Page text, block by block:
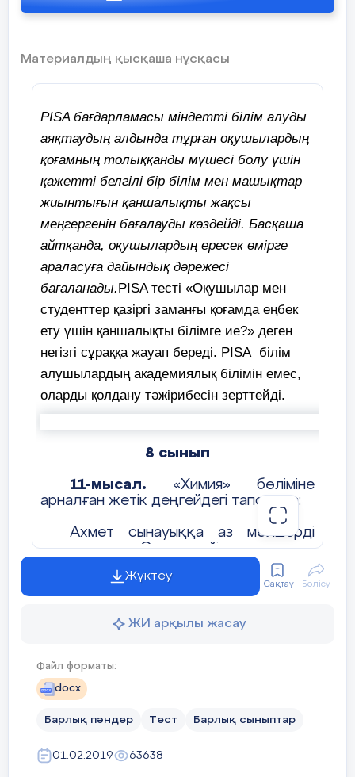
Материалдың қысқаша нұсқасы
PISA бағдарламасы міндетті білім алуды
аяқтаудың алдында тұрған оқушылардың
қоғамның толыққанды мүшесі болу үшін
қажетті белгілі бір білім мен машықтар
жиынтығын қаншалықты жақсы
меңгергенін бағалауды көздейді. Басқаша
айтқанда, оқушылардың ересек өмірге
араласуға дайындық дәрежесі
бағаланады.PISA тесті «Оқушылар мен
студенттер қазіргі заманғы қоғамда еңбек
ету үшін қаншалықты білімге ие?» деген
негізгі сұраққа жауап береді. PISA білім
алушылардың академиялық білімін емес,
оларды қолдану тәжірибесін зерттейді.
8 сынып
11-мысал.
«Химия» бөліміне
арналған жетік деңгейдегі тапсырма:
Ахмет сынауыққа аз мөлшерді
ұнтақ салды. Содан кейін ол ұнтаққа
сұйықтық құйып, сынауықты шайқады.
Химиялық реакция жүрді.
байқай алатын екі үрдісті сипаттаңыз.
Жауабы:
1) температураның өзгеруі;
2) газ көпіршіктерінің бөлінуі
Тапсырма орындауда химиялық
Жүктеу
Сақтау Бөлісу
ЖИ арқылы жасау
Файл форматы:
docx
Барлық пәндер Тест Барлық сыныптар
01.02.2019 63638